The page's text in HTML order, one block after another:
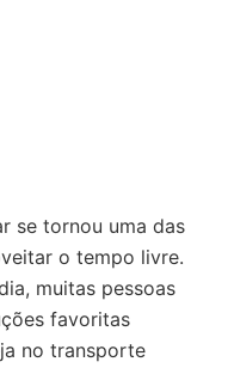
se tornou uma das
o tempo livre.
muitas pessoas
favoritas
no transporte